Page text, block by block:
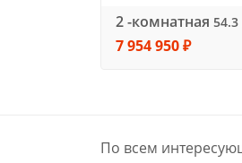
2 -комнатная
7 954 950 ₽
По всем